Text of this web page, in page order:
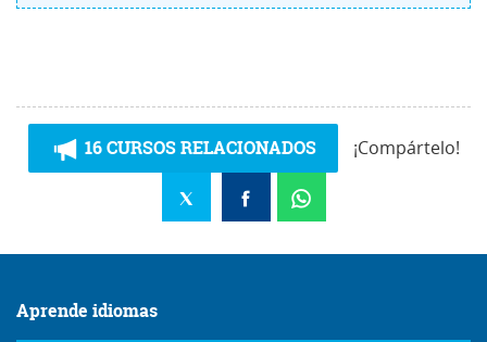
16 CURSOS RELACIONADOS ¡Compártelo!
Aprende idiomas